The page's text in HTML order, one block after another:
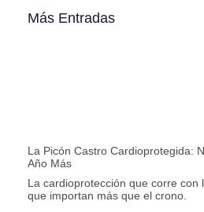
Más Entradas
La Picón Castro Cardioprotegida:
Año Más
La cardioprotección que corre con
que importan más que el crono.